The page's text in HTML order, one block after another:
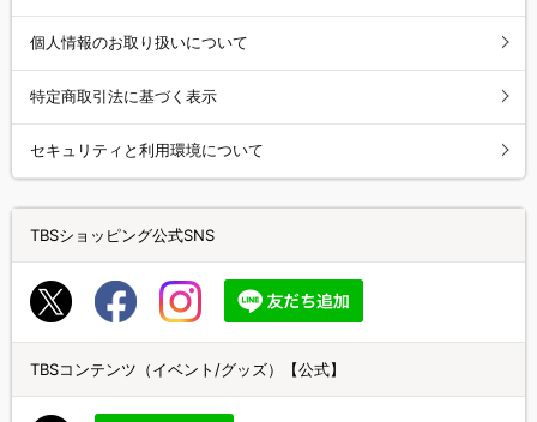
個人情報のお取り扱いについて
特定商取引法に基づく表示
セキュリティと利用環境について
TBSショッピング公式SNS
TBSコンテンツ（イベント/グッズ）【公式】